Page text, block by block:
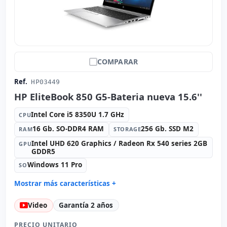
COMPARAR
Ref. HP03449
HP EliteBook 850 G5-Bateria nueva 15.6''
CPUIntel Core i5 8350U 1.7 GHz
RAM16 Gb. SO-DDR4 RAM STORAGE256 Gb. SSD M2
GPUIntel UHD 620 Graphics / Radeon Rx 540 series 2GB
GDDR5
SOWindows 11 Pro
Mostrar más características +
Connectivity: RJ-45 · WIFI · Bluetooth
Sonido: Bang&Olufsen Audio
Red: Intel I219LM
Video Garantía 2 años
PRECIO UNITARIO